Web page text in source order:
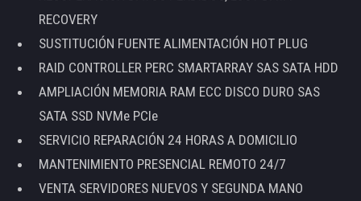
RECOVERY
SUSTITUCIÓN FUENTE ALIMENTACIÓN HOT PLUG
RAID CONTROLLER PERC SMARTARRAY SAS SATA HDD
AMPLIACIÓN MEMORIA RAM ECC DISCO DURO SAS
SATA SSD NVMe PCIe
SERVICIO REPARACIÓN 24 HORAS A DOMICILIO
MANTENIMIENTO PRESENCIAL REMOTO 24/7
VENTA SERVIDORES NUEVOS Y SEGUNDA MANO